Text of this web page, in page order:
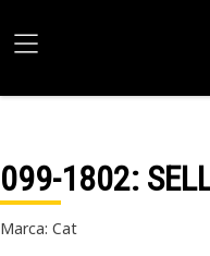
099-1802:
Marca: Cat